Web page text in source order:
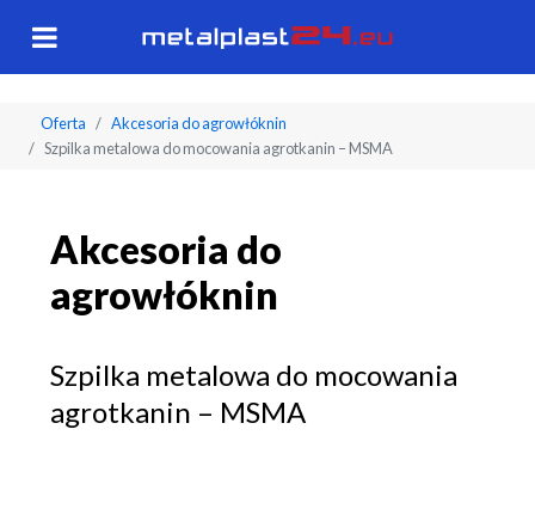
Oferta
Akcesoria do agrowłóknin
Szpilka metalowa do mocowania agrotkanin – MSMA
Akcesoria do
agrowłóknin
Szpilka metalowa do mocowania
agrotkanin – MSMA